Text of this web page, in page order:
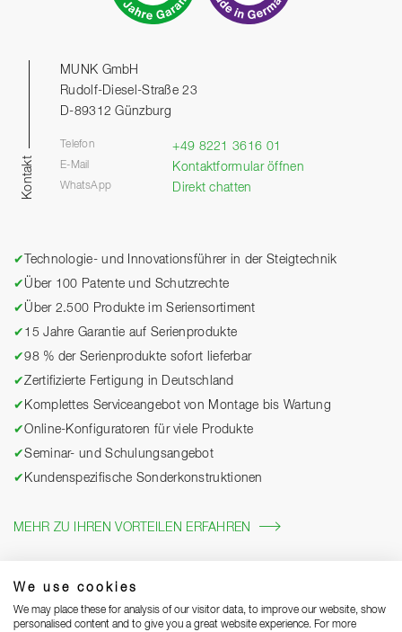
We use cookies
We may place these for analysis of our visitor data, to improve our website, show
personalised content and to give you a great website experience. For more
Kontakt
MUNK GmbH
Rudolf-Diesel-Straße 23
D-89312 Günzburg
Telefon +49 8221 3616 01
E-Mail Kontaktformular öffnen
WhatsApp Direkt chatten
✔
Technologie- und Innovationsführer in der Steigtechnik
✔ Über 100 Patente und Schutzrechte
✔ Über 2.500 Produkte im Seriensortiment
✔ 15 Jahre Garantie auf Serienprodukte
✔98 % der Serienprodukte sofort lieferbar
✔Zertifizierte Fertigung in Deutschland
✔ Komplettes Serviceangebot von Montage bis Wartung
✔Online-Konfiguratoren für viele Produkte
✔Seminar- und Schulungsangebot
✔ Kundenspezifische Sonderkonstruktionen
MEHR ZU IHREN VORTEILEN ERFAHREN